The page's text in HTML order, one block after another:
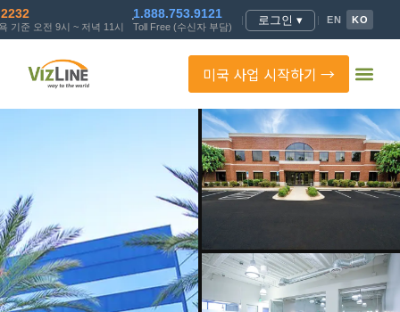
기준 오전 9시 ~ 저녁 11시
1.888.753.9121
Toll Free (수신자 부담)
| 로그인 ▾ | EN KO
미국 사업 시작하기 →